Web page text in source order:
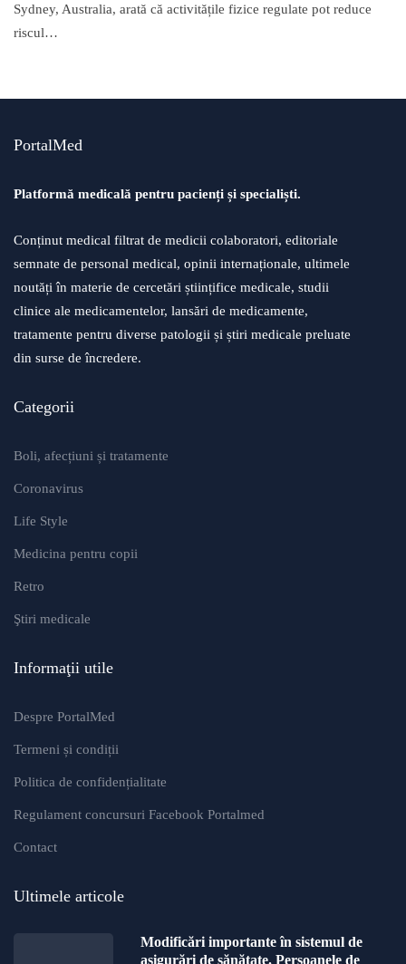
Sydney, Australia, arată că activitățile fizice regulate pot reduce
riscul…
PortalMed
Platformă medicală pentru pacienți și specialiști.
Conținut medical filtrat de medicii colaboratori, editoriale
semnate de personal medical, opinii internaționale, ultimele
noutăți în materie de cercetări științifice medicale, studii
clinice ale medicamentelor, lansări de medicamente,
tratamente pentru diverse patologii și știri medicale preluate
din surse de încredere.
Categorii
Boli, afecțiuni și tratamente
Coronavirus
Life Style
Medicina pentru copii
Retro
Ştiri medicale
Informaţii utile
Despre PortalMed
Termeni și condiții
Politica de confidențialitate
Regulament concursuri Facebook Portalmed
Contact
Ultimele articole
Modificări importante în sistemul de
asigurări de sănătate. Persoanele de